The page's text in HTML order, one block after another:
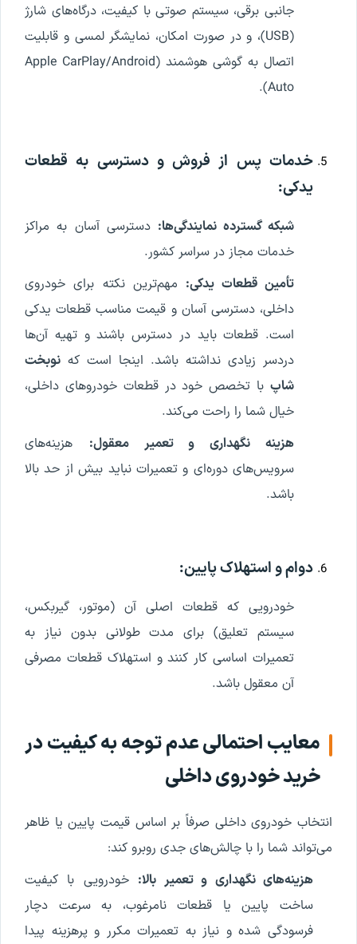
جانبی برقی، سیستم صوتی با کیفیت، درگاه‌های شارژ
(USB)، و در صورت امکان، نمایشگر لمسی و قابلیت
اتصال به گوشی هوشمند (Apple CarPlay/Android
Auto).
خدمات پس از فروش و دسترسی به قطعات
یدکی:
شبکه گسترده نمایندگی‌ها: دسترسی آسان به مراکز
خدمات مجاز در سراسر کشور.
تأمین قطعات یدکی: مهم‌ترین نکته برای خودروی
داخلی، دسترسی آسان و قیمت مناسب قطعات یدکی
است. قطعات باید در دسترس باشند و تهیه آن‌ها
دردسر زیادی نداشته باشد. اینجا است که نوبخت
شاپ با تخصص خود در قطعات خودروهای داخلی،
خیال شما را راحت می‌کند.
هزینه نگهداری و تعمیر معقول: هزینه‌های
سرویس‌های دوره‌ای و تعمیرات نباید بیش از حد بالا
باشد.
دوام و استهلاک پایین:
خودرویی که قطعات اصلی آن (موتور، گیربکس،
سیستم تعلیق) برای مدت طولانی بدون نیاز به
تعمیرات اساسی کار کنند و استهلاک قطعات مصرفی
آن معقول باشد.
معایب احتمالی عدم توجه به کیفیت در
خرید خودروی داخلی
انتخاب خودروی داخلی صرفاً بر اساس قیمت پایین یا ظاهر
می‌تواند شما را با چالش‌های جدی روبرو کند:
هزینه‌های نگهداری و تعمیر بالا: خودرویی با کیفیت
ساخت پایین یا قطعات نامرغوب، به سرعت دچار
فرسودگی شده و نیاز به تعمیرات مکرر و پرهزینه پیدا